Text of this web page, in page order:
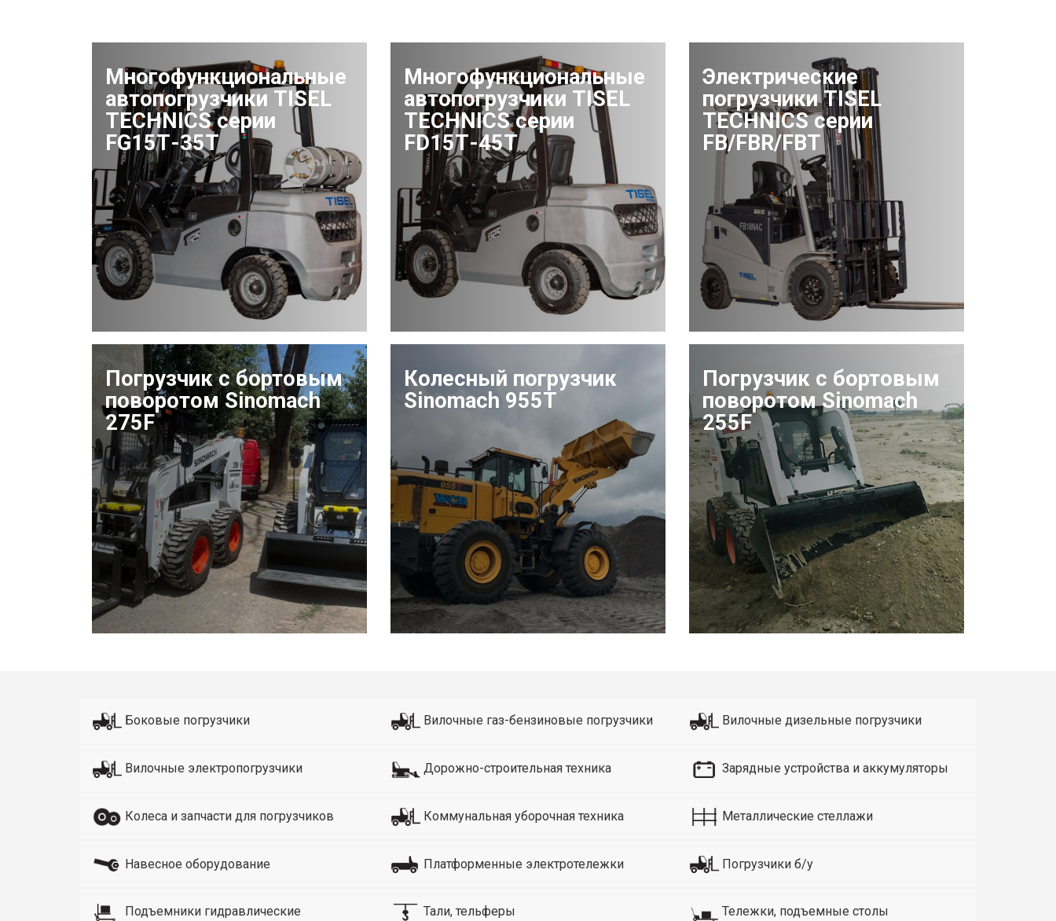
Многофункциональные
автопогрузчики TISEL
TECHNICS серии
FG15Т-35Т
Многофункциональные
автопогрузчики TISEL
TECHNICS серии
FD15Т-45Т
Электрические
погрузчики TISEL
TECHNICS серии
FB/FBR/FBT
Погрузчик с бортовым
поворотом Sinomach
275F
Колесный погрузчик
Sinomach 955T
Погрузчик с бортовым
поворотом Sinomach
255F
Боковые погрузчики Вилочные газ-бензиновые погрузчики Вилочные дизельные погрузчики
Вилочные электропогрузчики Дорожно-строительная техника Зарядные устройства и аккумуляторы
Колеса и запчасти для погрузчиков Коммунальная уборочная техника Металлические стеллажи
Навесное оборудование Платформенные электротележки Погрузчики б/у
Подъемники гидравлические Тали, тельферы Тележки, подъемные столы